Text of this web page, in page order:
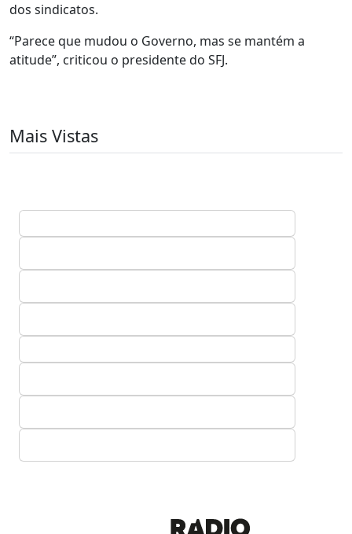
dos sindicatos.
“Parece que mudou o Governo, mas se mantém a
atitude”, criticou o presidente do SFJ.
Mais Vistas